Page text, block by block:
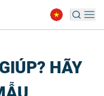
HÃY